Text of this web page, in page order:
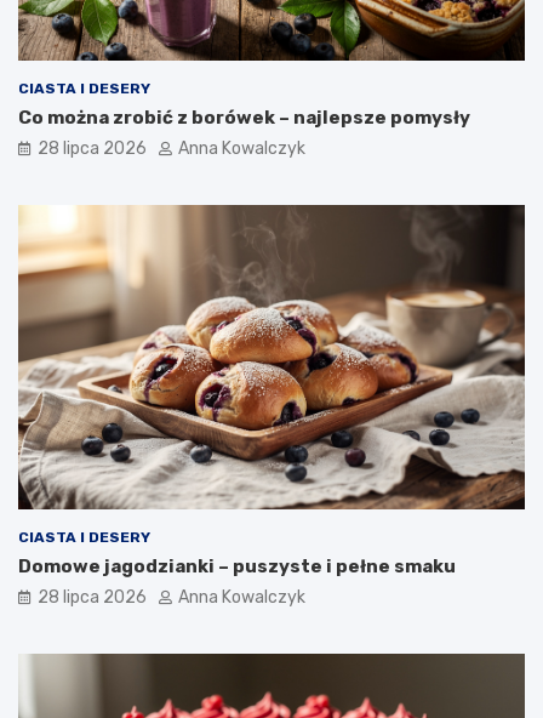
CIASTA I DESERY
Co można zrobić z borówek – najlepsze pomysły
28 lipca 2026 Anna Kowalczyk
CIASTA I DESERY
Domowe jagodzianki – puszyste i pełne smaku
28 lipca 2026 Anna Kowalczyk